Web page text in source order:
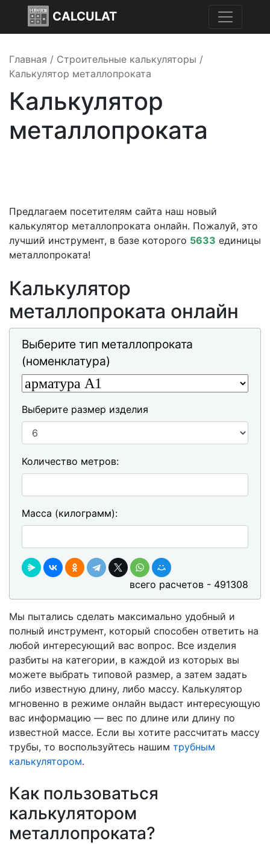
CALCULAT
Главная / Строительные калькуляторы /
Калькулятор металлопроката
Калькулятор
металлопроката
Предлагаем посетителям сайта наш новый
калькулятор металлопроката онлайн. Пожалуй, это
лучший инструмент, в базе которого 5633 единицы
металлопроката!
Калькулятор
металлопроката онлайн
Выберите тип металлопроката
(номенклатура)
Выберите размер изделия
Количество метров:
Масса (килограмм):
всего расчетов - 491308
Мы пытались сделать максимально удобный и
полный инструмент, который способен ответить на
любой интересующий вас вопрос. Все изделия
разбиты на категории, в каждой из которых вы
можете выбрать типовой размер, а затем задать
либо известную длину, либо массу. Калькулятор
мгновенно в режиме онлайн выдаст интересующую
вас информацию — вес по длине или длину по
известной массе. Если вы хотите рассчитать массу
трубы, то воспользуйтесь нашим трубным
калькулятором.
Как пользоваться
калькулятором
металлопроката?